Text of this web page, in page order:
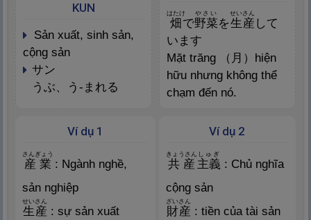
畑
はたけ
で野菜
やさい
を生 産
せいさん
して
います
Mặt trăng （ 月 ）hiện
hữu nhưng không thể
chạm đến nó.
KUN
sản xuất, sinh sản,
cộng sản
サン
うぶ、う-まれる
Ví dụ 1
産
phẩm
業
さんぎょう
: Ngành nghề,
sản nghiệp
生 産
せいさん
: sự sản xuất
Ví dụ 2
共 産
phẩm
きょうさん
主義
しゅぎ
: Chủ nghĩa
cộng sản
財産
ざいさん
: tiền của tài sản